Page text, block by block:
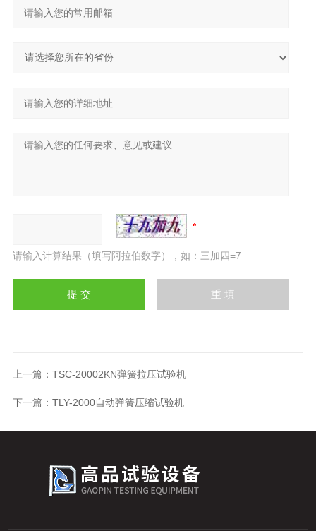
请输入计算结果（填写阿拉伯数字），如：三加四=7
上一篇： TSC-20002KN弹簧拉压试验机
下一篇： TLY-2000自动弹簧压缩试验机